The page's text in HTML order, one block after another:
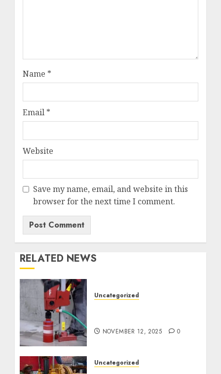
Name *
Email *
Website
Save my name, email, and website in this
browser for the next time I comment.
RELATED NEWS
Uncategorized
NOVEMBER 12, 2025 0
Uncategorized